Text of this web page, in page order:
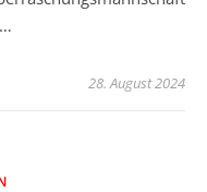
28. August 2024